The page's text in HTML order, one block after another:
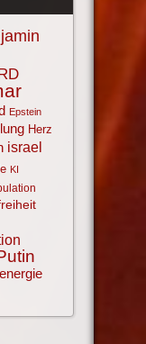
Epstein
Herz
israel
KI